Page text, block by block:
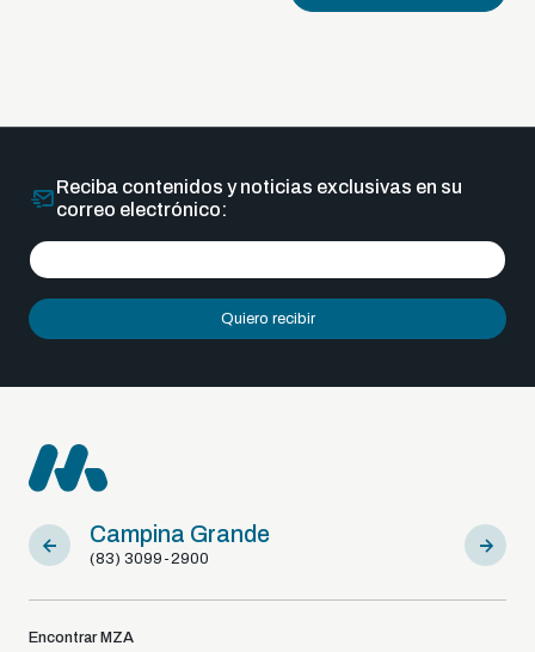
Reciba contenidos y noticias exclusivas en su
correo electrónico:
Quiero recibir
Campina Grande
(83) 3099-2900
Sousa
(83)
Encontrar MZA